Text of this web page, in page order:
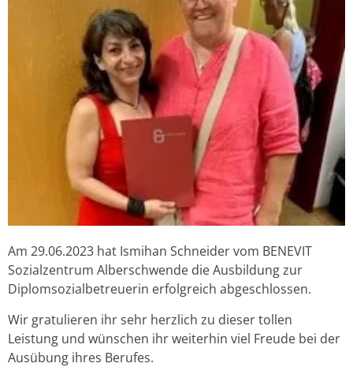
Am 29.06.2023 hat Ismihan Schneider vom BENEVIT
Sozialzentrum Alberschwende die Ausbildung zur
Diplomsozialbetreuerin erfolgreich abgeschlossen.
Wir gratulieren ihr sehr herzlich zu dieser tollen
Leistung und wünschen ihr weiterhin viel Freude bei der
Ausübung ihres Berufes.